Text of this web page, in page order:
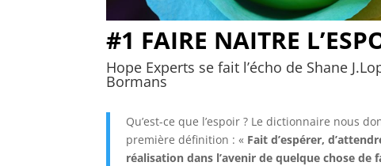
#1 FAIRE NAITRE
Hope Experts se fait l’écho de Shane
Bormans
Qu’est-ce que l’espoir ? Le dictionnaire nous
première définition : « Fait d’espérer,
réalisation dans l’avenir de quelque chose de